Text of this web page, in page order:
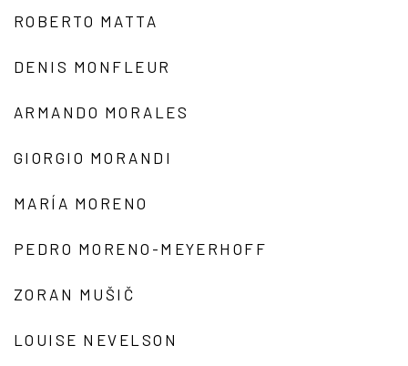
ROBERTO MATTA
DENIS MONFLEUR
ARMANDO MORALES
GIORGIO MORANDI
MARÍA MORENO
PEDRO MORENO-MEYERHOFF
ZORAN MUŠIČ
LOUISE NEVELSON